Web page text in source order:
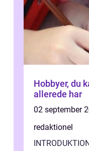
Hobbyer, du
allerede har
02 september
redaktionel